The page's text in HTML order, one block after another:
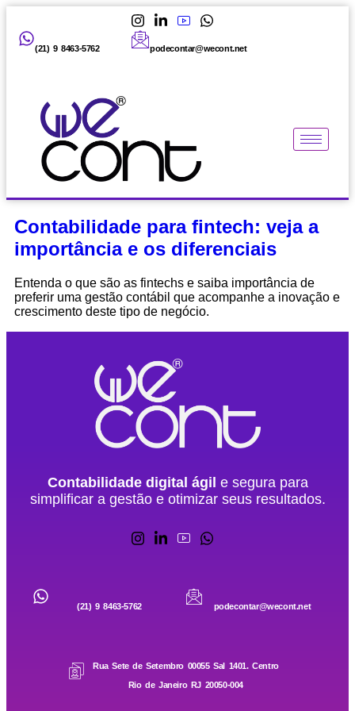
(21) 9 8463-5762 podecontar@wecont.net
Contabilidade para fintech: veja a
importância e os diferenciais
Entenda o que são as fintechs e saiba importância de
preferir uma gestão contábil que acompanhe a inovação e
crescimento deste tipo de negócio.
Contabilidade digital ágil e segura para
simplificar a gestão e otimizar seus resultados.
(21) 9 8463-5762 podecontar@wecont.net
Rua Sete de Setembro 00055 Sal 1401. Centro
Rio de Janeiro RJ 20050-004